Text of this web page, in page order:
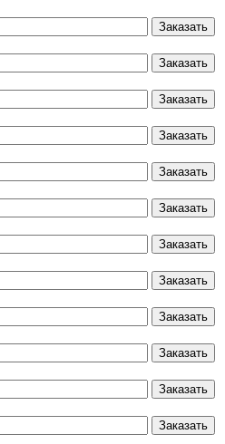
Заказать
Заказать
Заказать
Заказать
Заказать
Заказать
Заказать
Заказать
Заказать
Заказать
Заказать
Заказать